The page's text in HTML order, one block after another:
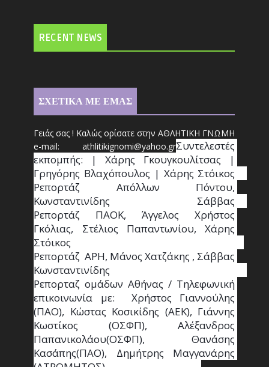
RECENT NEWS
ΣΧΕΤΙΚΑ ΜΕ ΕΜΑΣ
Γειάς σας ! Καλώς ορίσατε στην ΑΘΛΗΤΙΚΗ ΓΝΩΜΗ
e-mail: athlitikignomi@yahoo.grΣυντελεστές
εκπομπής: | Χάρης Γκουγκουλίτσας |
Γρηγόρης Βλαχόπουλος | Χάρης Στόικος
Ρεπορτάζ Απόλλων Πόντου,
Κωνσταντινίδης   Σάββας
Ρεπορτάζ ΠΑΟΚ, Άγγελος Χρήστος
Γκόλιας, Στέλιος Παπαντωνίου, Χάρης
Στόικος
Ρεπορτάζ  ΑΡΗ, Μάνος Χατζάκης , Σάββας
Κωνσταντινίδης
Ρεπορταζ ομάδων Αθήνας / Τηλεφωνική
επικοινωνία με:  Χρήστος Γιαννούλης
(ΠΑΟ), Κώστας Κοσικίδης (ΑΕΚ), Γιάννης
Κωστίκος (ΟΣΦΠ), Αλέξανδρος
Παπανικολάου(ΟΣΦΠ), Θανάσης
Κασάπης(ΠΑΟ), Δημήτρης Μαγγανάρης